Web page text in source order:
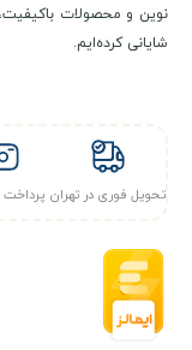
نوین و محصولات
شایانی کرده‌ایم.
تحویل فوری در تهران